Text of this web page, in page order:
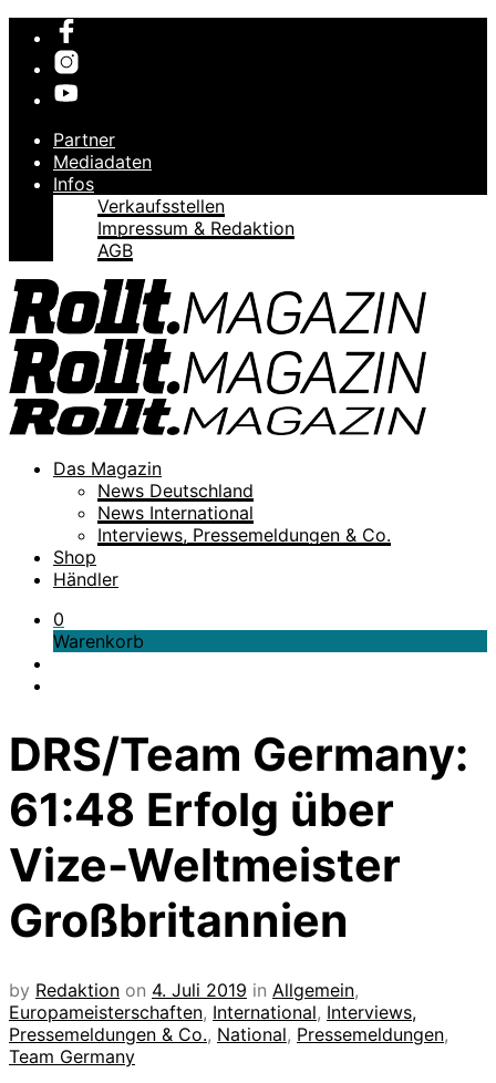
Partner
Mediadaten
Infos
Verkaufsstellen
Impressum & Redaktion
AGB
Das Magazin
News Deutschland
News International
Interviews, Pressemeldungen & Co.
Shop
Händler
0
Warenkorb
DRS/Team Germany:
61:48 Erfolg über
Vize-Weltmeister
Großbritannien
by Redaktion on 4. Juli 2019 in Allgemein,
Europameisterschaften, International, Interviews,
Pressemeldungen & Co., National, Pressemeldungen,
Team Germany